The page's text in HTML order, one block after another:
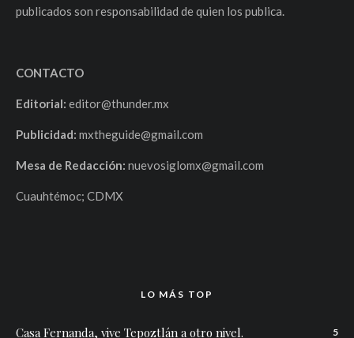
publicados son responsabilidad de quien los publica.
CONTACTO
Editorial: editor@thunder.mx
Publicidad: mxtheguide@gmail.com
Mesa de Redacción: nuevosiglomx@gmail.com
Cuauhtémoc; CDMX
LO MÁS TOP
Casa Fernanda, vive Tepoztlán a otro nivel. 5